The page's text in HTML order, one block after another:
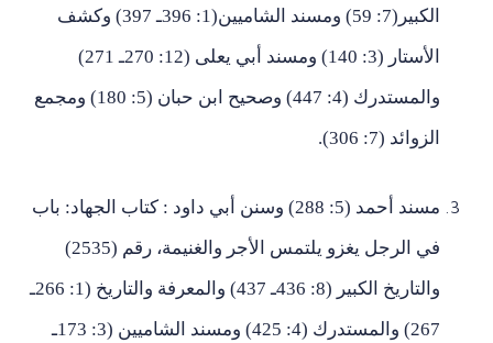
الكبير(7: 59) ومسند الشاميين(1: 396ـ 397) وكشف
الأستار (3: 140) ومسند أبي يعلى (12: 270ـ 271)
والمستدرك (4: 447) وصحيح ابن حبان (5: 180) ومجمع
الزوائد (7: 306).
مسند أحمد (5: 288) وسنن أبي داود : كتاب الجهاد: باب
في الرجل يغزو يلتمس الأجر والغنيمة، رقم (2535)
والتاريخ الكبير (8: 436ـ 437) والمعرفة والتاريخ (1: 266ـ
267) والمستدرك (4: 425) ومسند الشاميين (3: 173ـ